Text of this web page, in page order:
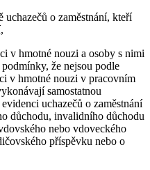
uchazečů o zaměstnání, kteří
v hmotné nouzi a osoby s nimi
že nejsou podle
v hmotné nouzi v pracovním
samostatnou
uchazečů o zaměstnání
důchodu, invalidního důchodu
nebo vdoveckého
příspěvku nebo o